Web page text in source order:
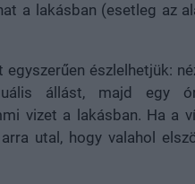
a lakásban (esetleg az
egyszerűen észlelhetjük:
állást, majd egy
vizet a lakásban. Ha a
utal, hogy valahol